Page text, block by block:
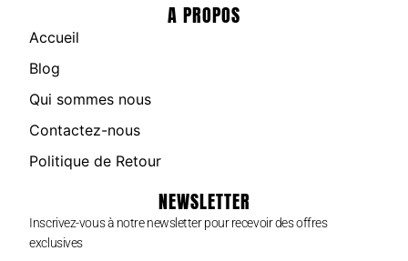
A PROPOS
Accueil
Blog
Qui sommes nous
Contactez-nous
Politique de Retour
NEWSLETTER
Inscrivez-vous à notre newsletter pour recevoir des offres
exclusives